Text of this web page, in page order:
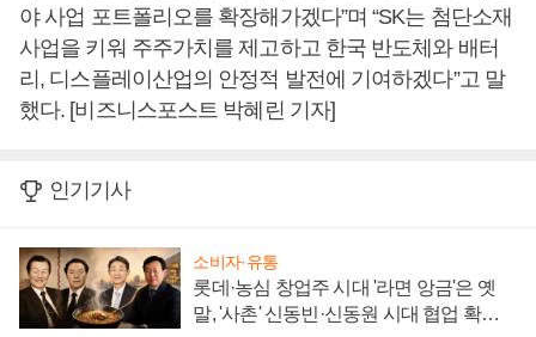
야 사업 포트폴리오를 확장해가겠다”며 “SK는 첨단소재
사업을 키워 주주가치를 제고하고 한국 반도체와 배터
리, 디스플레이산업의 안정적 발전에 기여하겠다”고 말
했다. [비즈니스포스트 박혜린 기자]
인기기사
소비자·유통
롯데·농심 창업주 시대 '라면 앙금'은 옛
말, '사촌' 신동빈·신동원 시대 협업 확대